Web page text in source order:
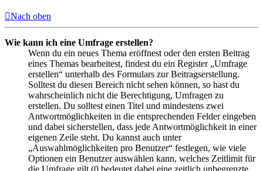
Nach oben
Wie kann ich eine Umfrage erstellen?
Wenn du ein neues Thema eröffnest oder den ersten Beitrag
eines Themas bearbeitest, findest du ein Register „Umfrage
erstellen“ unterhalb des Formulars zur Beitragserstellung.
Solltest du diesen Bereich nicht sehen können, so hast du
wahrscheinlich nicht die Berechtigung, Umfragen zu
erstellen. Du solltest einen Titel und mindestens zwei
Antwortmöglichkeiten in die entsprechenden Felder eingeben
und dabei sicherstellen, dass jede Antwortmöglichkeit in einer
eigenen Zeile steht. Du kannst auch unter
„Auswahlmöglichkeiten pro Benutzer“ festlegen, wie viele
Optionen ein Benutzer auswählen kann, welches Zeitlimit für
die Umfrage gilt (0 bedeutet dabei eine zeitlich unbegrenzte